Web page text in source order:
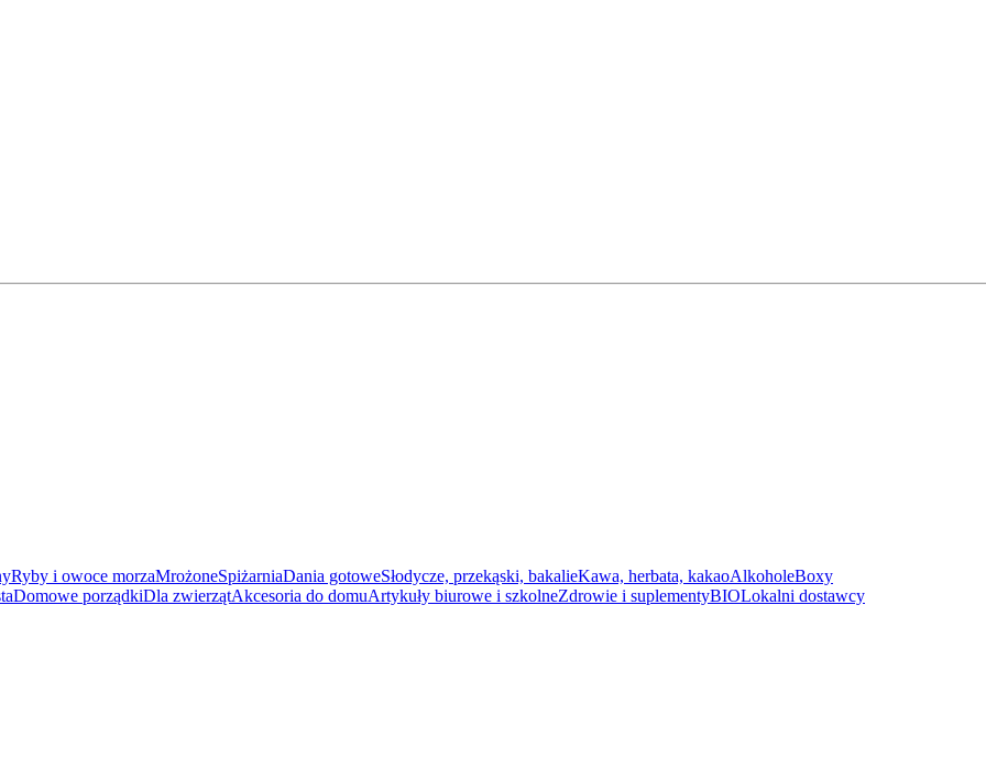
Ryby i owoce morzaMrożoneSpiżarniaDania gotoweSłodycze, przekąski, bakalieKawa, herbata, kakaoAlkoholeBoxy
Domowe porządkiDla zwierzątAkcesoria do domuArtykuły biurowe i szkolneZdrowie i suplementyBIOLokalni dostawcy